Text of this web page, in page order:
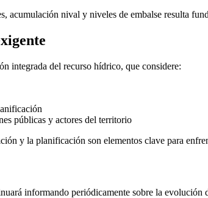
acumulación nival y niveles de embalse resulta
integrada del recurso hídrico, que considere:
públicas y actores del territorio
y la planificación son elementos clave para
informando periódicamente sobre la